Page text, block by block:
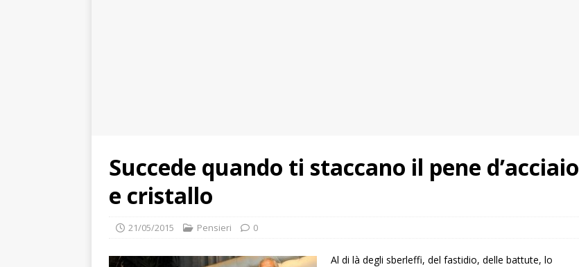
Succede quando ti staccano il pene d’acciaio
e cristallo
21/05/2015 Pensieri 0
Al di là degli sberleffi, del fastidio, delle battute, lo